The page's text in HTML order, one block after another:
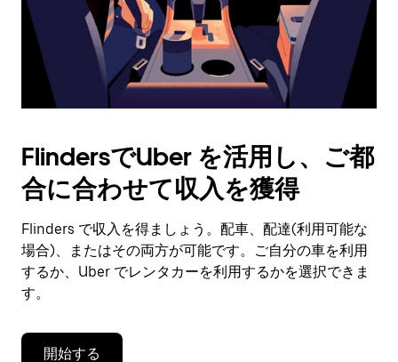
選
択
す。
ン
で
カ
ン
ダ
ー
を
閉
ま
す。
FlindersでUber を活用し、ご都
合に合わせて収入を獲得
Flinders で収入を得ましょう。配車、配達(利用可能な
場合)、またはその両方が可能です。ご自分の車を利用
するか、Uber でレンタカーを利用するかを選択できま
す。
開始する